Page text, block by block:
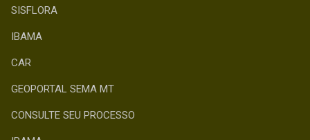
SISFLORA
IBAMA
CAR
GEOPORTAL SEMA MT
CONSULTE SEU PROCESSO